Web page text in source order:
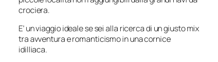
crociera.
E’ un viaggio ideale se sei alla ricerca di un giusto mix
tra avventura e romanticismo in una cornice
idilliaca.